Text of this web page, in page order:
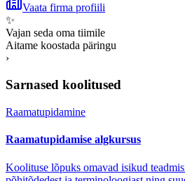
Vaata firma profiili
✨
Vajan seda oma tiimile
Aitame koostada päringu
›
Sarnased koolitused
Raamatupidamine
Raamatupidamise algkursus
Koolituse lõpuks omavad isikud